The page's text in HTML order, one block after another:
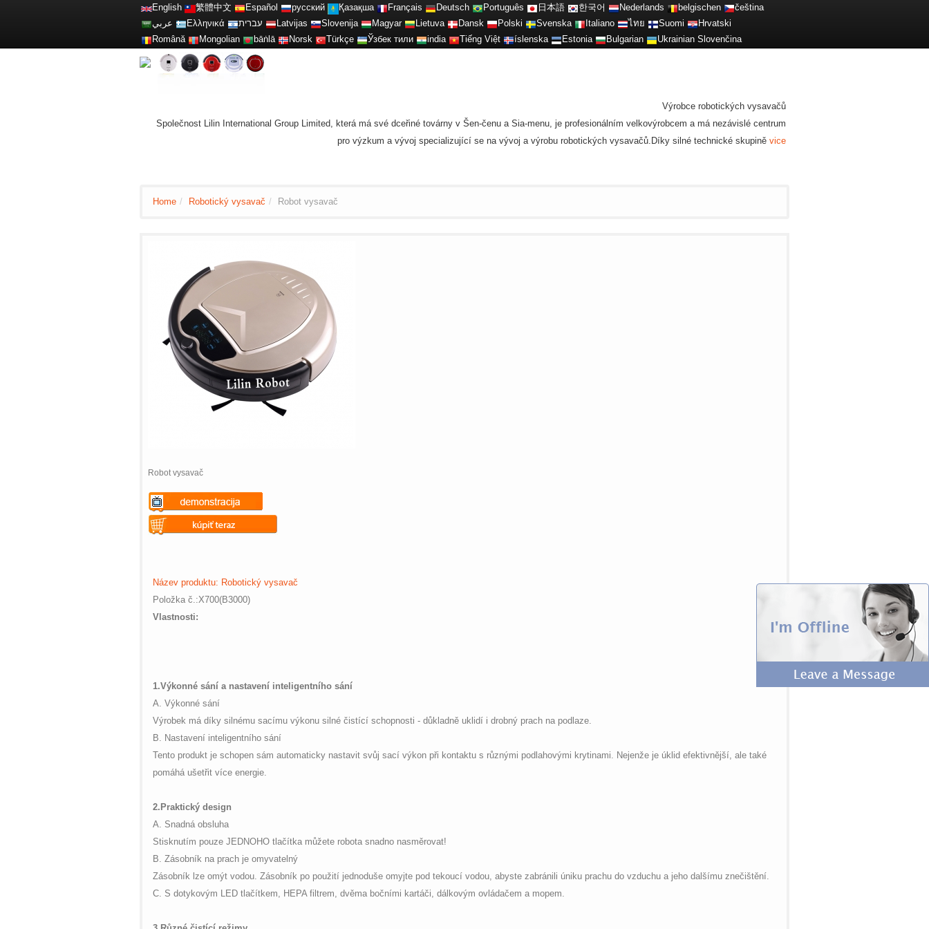
English 繁體中文 Español русский Қазақша Français Deutsch Português 日本語 한국어 Nederlands belgischen
čeština
عربي
Ελληνικά עברית Latvijas Slovenija Magyar Lietuva Dansk Polski Svenska Italiano ไทย Suomi
Hrvatski
Română
Mongolian bāṅlā Norsk Türkçe Ўзбек тили india Tiếng Việt íslenska Estonia Bulgarian Ukrainian Slovenčina
Výrobce robotických vysavačů
Společnost Lilin International Group Limited, která má své dceřiné továrny v Šen-čenu a Sia-menu, je profesionálním velkovýrobcem a má nezávislé centrum
pro výzkum a vývoj specializující se na vývoj a výrobu robotických vysavačů.Díky silné technické skupině vice
Home / Robotický vysavač / Robot vysavač
Robot vysavač
Warning
: Undefined variable
$vii_demo_video_text in
35
/web/m.liectroux-
global.com/includes/templates/theme100/templates/tpl_product_info_display.php
on line
Název produktu: Robotický vysavač
Položka č.:X700(B3000)
Vlastnosti:
1.Výkonné sání a nastavení inteligentního sání
A. Výkonné sání
Výrobek má díky silnému sacímu výkonu silné čistící schopnosti - důkladně uklidí i drobný prach na podlaze.
B. Nastavení inteligentního sání
Tento produkt je schopen sám automaticky nastavit svůj sací výkon při kontaktu s různými podlahovými krytinami. Nejenže je úklid efektivnější, ale také
pomáhá ušetřit více energie.
2. Praktický design
A. Snadná obsluha
Stisknutím pouze JEDNOHO tlačítka můžete robota snadno nasměrovat!
B. Zásobník na prach je omyvatelný
Zásobník lze omýt vodou. Zásobník po použití jednoduše omyjte pod tekoucí vodou, abyste zabránili úniku prachu do vzduchu a jeho dalšímu znečištění.
C. S dotykovým LED tlačítkem, HEPA filtrem, dvěma bočními kartáči, dálkovým ovládačem a mopem.